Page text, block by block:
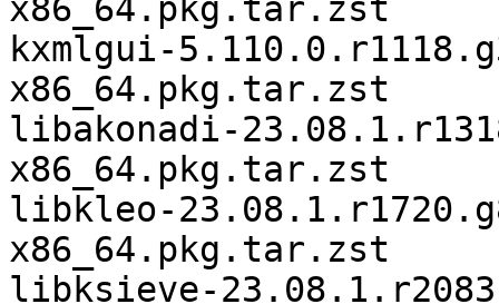
x86_64.pkg.tar.zst
kxmlgui-
x86_64.pkg.tar.zst
libakonadi-
x86_64.pkg.tar.zst
libkleo-
x86_64.pkg.tar.zst
libksieve-